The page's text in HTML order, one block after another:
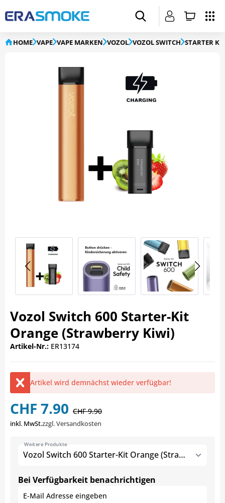
HOME VAPE VAPE MARKEN VOZOL VOZOL SWITCH STARTER KIT
Vozol Switch 600 Starter-Kit
Orange (Strawberry Kiwi)
Artikel-Nr.: ER13174
Artikel wird demnächst wieder verfügbar!
CHF 7.90 CHF 9.90
inkl. MwSt.zzgl. Versandkosten
Vozol Switch 600 Starter-Kit Orange (Strawberry Kiwi)
Weitere Produkte
Bei Verfügbarkeit benachrichtigen